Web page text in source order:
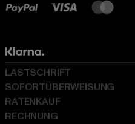
LASTSCHRIFT
SOFORTÜBERWEISUNG
RATENKAUF
RECHNUNG